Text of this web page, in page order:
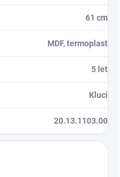
61 cm
MDF, termoplast
5 let
Kluci
20.13.1103.00